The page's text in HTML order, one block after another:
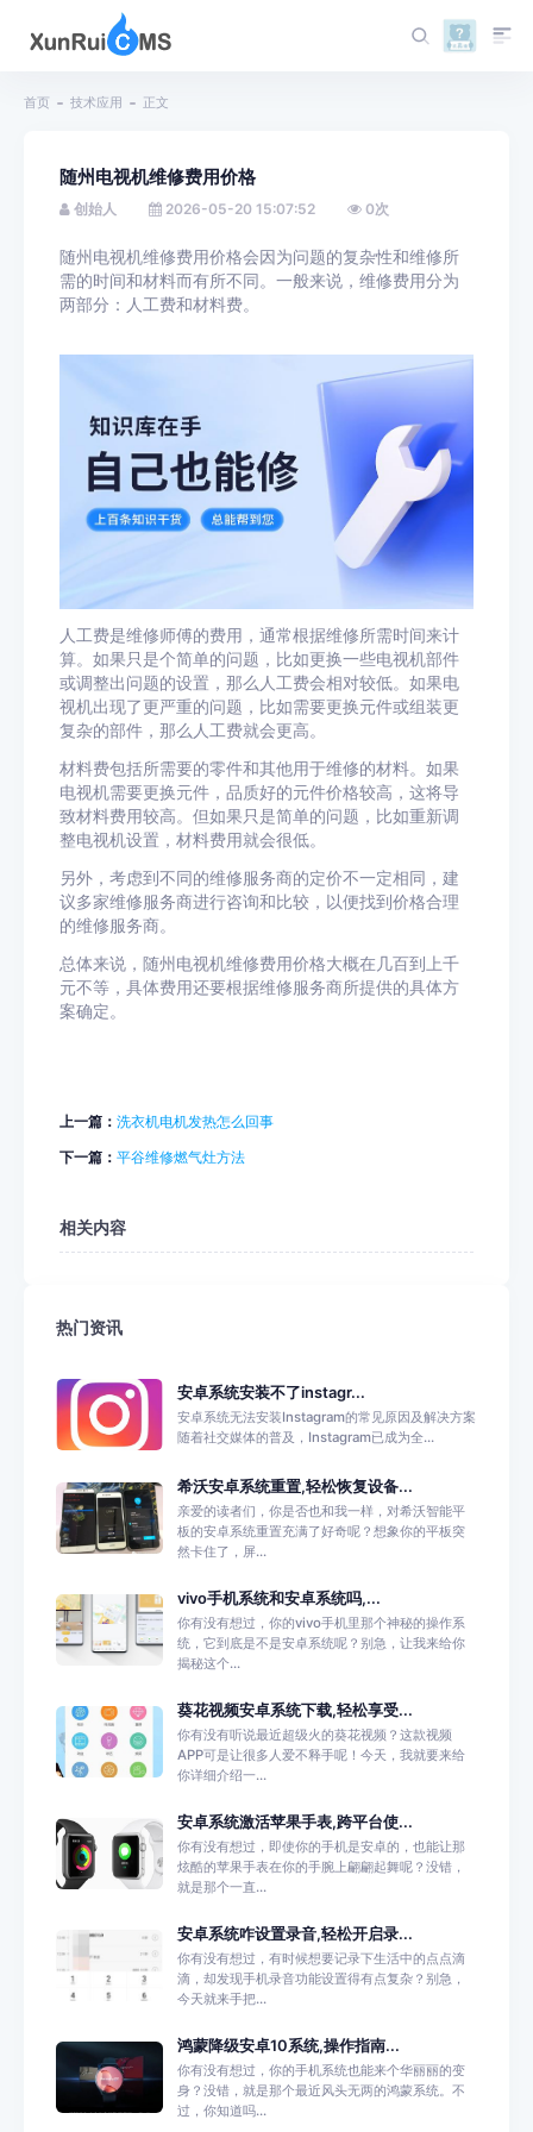
首页 技术应用 正文
随州电视机维修费用价格
创始人 2026-05-20 15:07:52 0次
随州电视机维修费用价格会因为问题的复杂性和维修所
需的时间和材料而有所不同。一般来说，维修费用分为
两部分：人工费和材料费。
人工费是维修师傅的费用，通常根据维修所需时间来计
算。如果只是个简单的问题，比如更换一些电视机部件
或调整出问题的设置，那么人工费会相对较低。如果电
视机出现了更严重的问题，比如需要更换元件或组装更
复杂的部件，那么人工费就会更高。
材料费包括所需要的零件和其他用于维修的材料。如果
电视机需要更换元件，品质好的元件价格较高，这将导
致材料费用较高。但如果只是简单的问题，比如重新调
整电视机设置，材料费用就会很低。
另外，考虑到不同的维修服务商的定价不一定相同，建
议多家维修服务商进行咨询和比较，以便找到价格合理
的维修服务商。
总体来说，随州电视机维修费用价格大概在几百到上千
元不等，具体费用还要根据维修服务商所提供的具体方
案确定。
上一篇： 洗衣机电机发热怎么回事
下一篇： 平谷维修燃气灶方法
相关内容
热门资讯
安卓系统安装不了instagr...
安卓系统无法安装Instagram的常见原因及解决方案
随着社交媒体的普及，Instagram已成为全...
希沃安卓系统重置,轻松恢复设备...
亲爱的读者们，你是否也和我一样，对希沃智能平
板的安卓系统重置充满了好奇呢？想象你的平板突
然卡住了，屏...
vivo手机系统和安卓系统吗,...
你有没有想过，你的vivo手机里那个神秘的操作系
统，它到底是不是安卓系统呢？别急，让我来给你
揭秘这个...
葵花视频安卓系统下载,轻松享受...
你有没有听说最近超级火的葵花视频？这款视频
APP可是让很多人爱不释手呢！今天，我就要来给
你详细介绍一...
安卓系统激活苹果手表,跨平台使...
你有没有想过，即使你的手机是安卓的，也能让那
炫酷的苹果手表在你的手腕上翩翩起舞呢？没错，
就是那个一直...
安卓系统咋设置录音,轻松开启录...
你有没有想过，有时候想要记录下生活中的点点滴
滴，却发现手机录音功能设置得有点复杂？别急，
今天就来手把...
鸿蒙降级安卓10系统,操作指南...
你有没有想过，你的手机系统也能来个华丽丽的变
身？没错，就是那个最近风头无两的鸿蒙系统。不
过，你知道吗...